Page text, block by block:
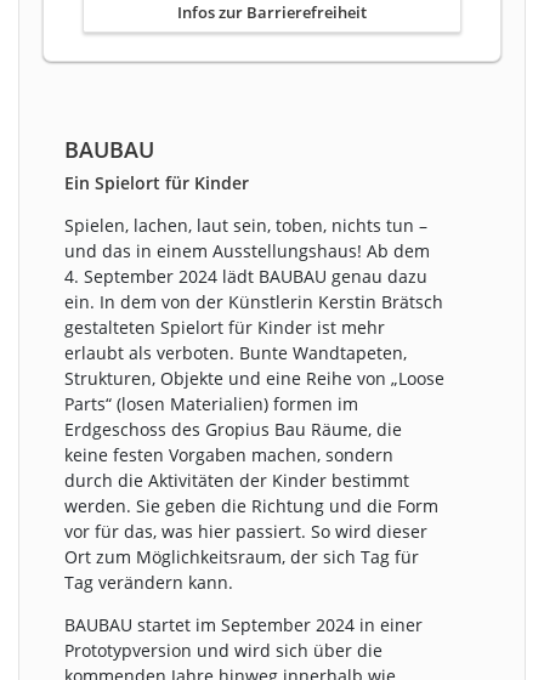
Infos zur Barrierefreiheit
BAUBAU
Ein Spielort für Kinder
Spielen, lachen, laut sein, toben, nichts tun –
und das in einem Ausstellungshaus! Ab dem
4. September 2024 lädt BAUBAU genau dazu
ein. In dem von der Künstlerin Kerstin Brätsch
gestalteten Spielort für Kinder ist mehr
erlaubt als verboten. Bunte Wandtapeten,
Strukturen, Objekte und eine Reihe von „Loose
Parts“ (losen Materialien) formen im
Erdgeschoss des Gropius Bau Räume, die
keine festen Vorgaben machen, sondern
durch die Aktivitäten der Kinder bestimmt
werden. Sie geben die Richtung und die Form
vor für das, was hier passiert. So wird dieser
Ort zum Möglichkeitsraum, der sich Tag für
Tag verändern kann.
BAUBAU startet im September 2024 in einer
Prototypversion und wird sich über die
kommenden Jahre hinweg innerhalb wie